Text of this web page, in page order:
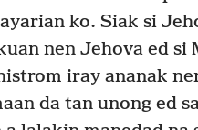
ko. Siak si
nen Jehova ed si
iray ananak
da tan unong ed